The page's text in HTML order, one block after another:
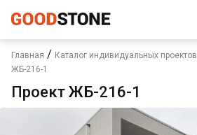
Главная / Каталог индивидуальных проектов
ЖБ-216-1
Проект ЖБ-216-1